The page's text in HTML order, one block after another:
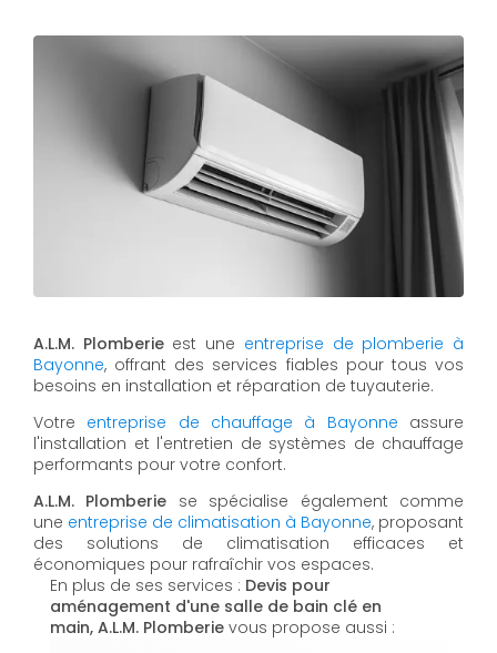
A.L.M. Plomberieest une entreprise de plomberie à
Bayonne, offrant des services fiables pour tous vos
besoins en installation et réparation de tuyauterie.
Votre entreprise de chauffage à Bayonne assure
l'installation et l'entretien de systèmes de chauffage
performants pour votre confort.
A.L.M. Plomberie se spécialise également comme
une entreprise de climatisation à Bayonne, proposant
des solutions de climatisation efficaces et
économiques pour rafraîchir vos espaces.
En plus de ses services : Devis pour
aménagement d'une salle de bain clé en
main, A.L.M. Plomberie vous propose aussi :